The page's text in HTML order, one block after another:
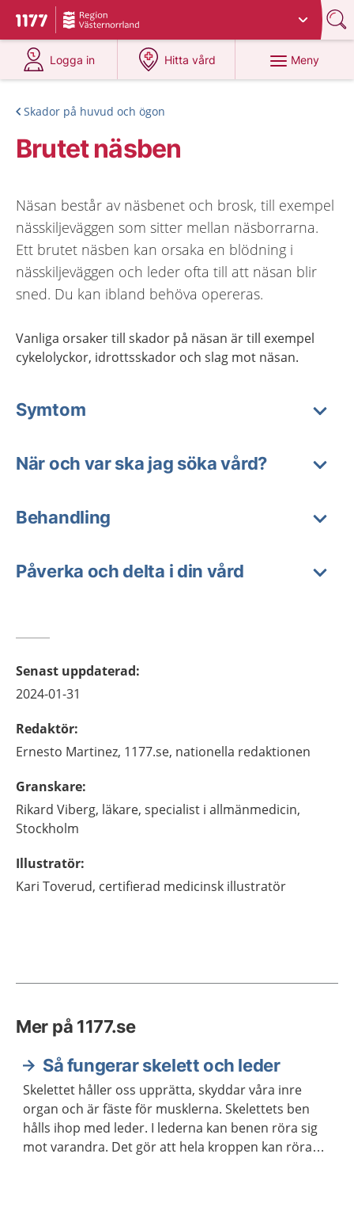
Till startsidan för 1177
Du har valt region
Logga in
på 1177.se
Hitta vård
på 1177.se
Meny
Skador på huvud och ögon
Brutet näsben
Näsan består av näsbenet och brosk, till exempel
nässkiljeväggen som sitter mellan näsborrarna.
Ett brutet näsben kan orsaka en blödning i
nässkiljeväggen och leder ofta till att näsan blir
sned. Du kan ibland behöva opereras.
Vanliga orsaker till skador på näsan är till exempel
cykelolyckor, idrottsskador och slag mot näsan.
Symtom
När och var ska jag söka vård?
Behandling
Påverka och delta i din vård
Senast uppdaterad:
2024-01-31
Redaktör:
Ernesto Martinez, 1177.se, nationella redaktionen
Granskare:
Rikard Viberg, läkare, specialist i allmänmedicin,
Stockholm
Illustratör:
Kari Toverud, certifierad medicinsk illustratör
Mer på 1177.se
Så fungerar skelett och leder
Skelettet håller oss upprätta, skyddar våra inre
organ och är fäste för musklerna. Skelettets ben
hålls ihop med leder. I lederna kan benen röra sig
mot varandra. Det gör att hela kroppen kan röra